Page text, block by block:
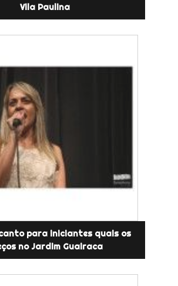
Vila Paulina
para iniciantes quais os
no Jardim Guairaca